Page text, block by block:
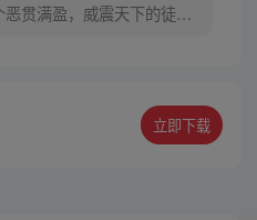
恶贯满盈，威震天下的徒
，除了师父他老人家，谁
” 七徒弟司无涯：“师父不
立即下载